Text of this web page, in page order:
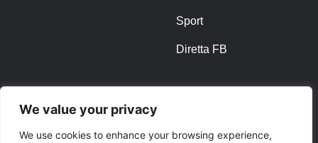
We value your privacy
We use cookies to enhance your browsing experience,
Sport
Diretta FB